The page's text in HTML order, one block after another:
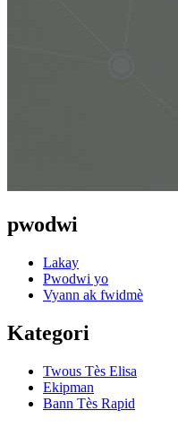
pwodwi
Lakay
Pwodwi yo
Vyann ak fwidmè
Kategori
Twous Tès Elisa
Ekipman
Bann Tès Rapid